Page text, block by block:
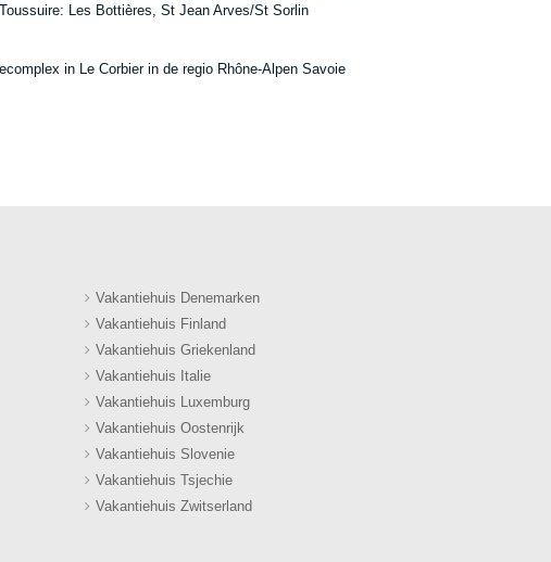
Les Bottières, St Jean Arves/St Sorlin
in Le Corbier in de regio Rhône-Alpen Savoie
Vakantiehuis Denemarken
Vakantiehuis Finland
Vakantiehuis Griekenland
Vakantiehuis Italie
Vakantiehuis Luxemburg
Vakantiehuis Oostenrijk
Vakantiehuis Slovenie
Vakantiehuis Tsjechie
Vakantiehuis Zwitserland